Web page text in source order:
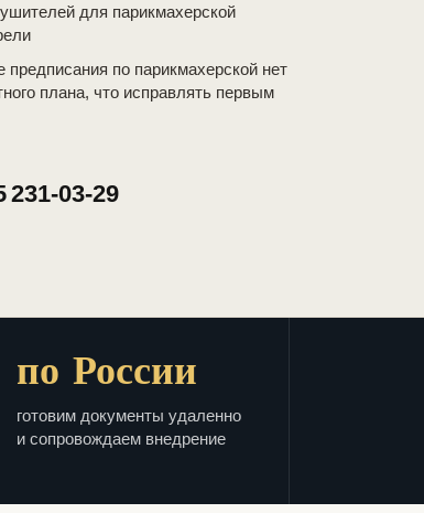
для парикмахерской
предписания по парикмахерской нет
плана, что исправлять первым
231-03-29
по России
готовим документы удаленно
и сопровождаем внедрение